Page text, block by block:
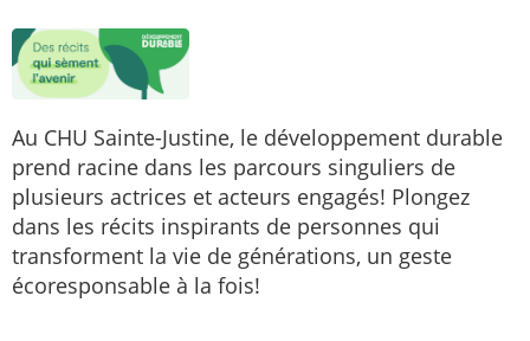
Au CHU Sainte-Justine, le développement durable
prend racine dans les parcours singuliers de
plusieurs actrices et acteurs engagés! Plongez
dans les récits inspirants de personnes qui
transforment la vie de générations, un geste
écoresponsable à la fois!